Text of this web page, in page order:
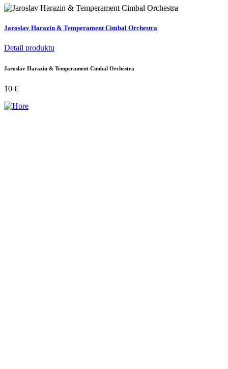
Jaroslav Harazin & Temperament Cimbal Orchestra
Detail produktu
Jaroslav Harazin & Temperament Cimbal Orchestra
10 €